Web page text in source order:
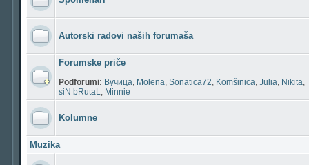
Autorski radovi naših forumaša
Forumske priče
Podforumi: Вучица, Molena, Sonatica72, Komšinica, Julia, Nikita,
siN bRutaL, Minnie
Kolumne
Muzika